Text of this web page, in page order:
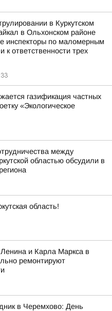
в Куркутском
в Ольхонском районе
инспекторы по маломерным
к ответственности трех
газификация частных
«Экологическое
между
областью обсудили в
область!
Ленина и Карла Маркса в
ремонтируют
в Черемхово: День